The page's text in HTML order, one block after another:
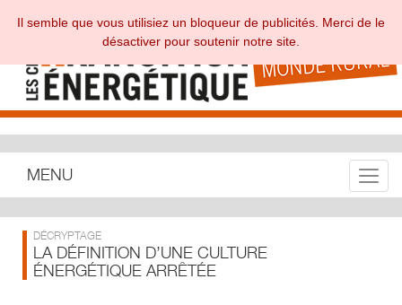
MENU
DÉCRYPTAGE
LA DÉFINITION D’UNE CULTURE
ÉNERGÉTIQUE ARRÊTÉE
Il semble que vous utilisiez un bloqueur de publicités. Merci de le
désactiver pour soutenir notre site.